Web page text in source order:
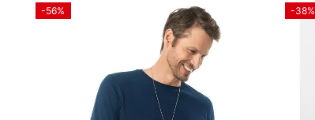
-56% -38%